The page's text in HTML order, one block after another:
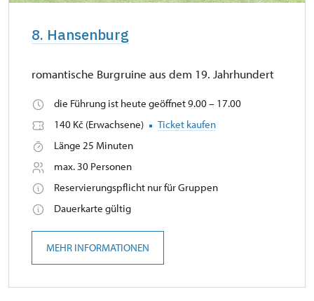
8. Hansenburg
romantische Burgruine aus dem 19. Jahrhundert
die Führung ist heute geöffnet 9.00 – 17.00
140 Kč (Erwachsene)
Ticket kaufen
Länge 25 Minuten
max. 30 Personen
Reservierungspflicht nur für Gruppen
Dauerkarte gültig
MEHR INFORMATIONEN